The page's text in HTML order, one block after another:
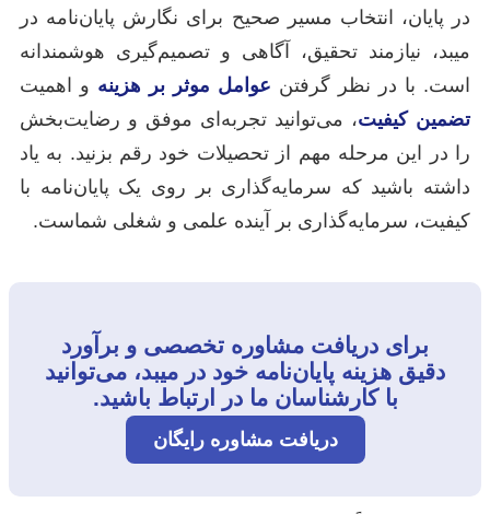
در پایان، انتخاب مسیر صحیح برای نگارش پایان‌نامه در
میبد، نیازمند تحقیق، آگاهی و تصمیم‌گیری هوشمندانه
است. با در نظر گرفتن عوامل موثر بر هزینه و اهمیت
تضمین کیفیت، می‌توانید تجربه‌ای موفق و رضایت‌بخش
را در این مرحله مهم از تحصیلات خود رقم بزنید. به یاد
داشته باشید که سرمایه‌گذاری بر روی یک پایان‌نامه با
کیفیت، سرمایه‌گذاری بر آینده علمی و شغلی شماست.
برای دریافت مشاوره تخصصی و برآورد
دقیق هزینه پایان‌نامه خود در میبد، می‌توانید
با کارشناسان ما در ارتباط باشید.
دریافت مشاوره رایگان